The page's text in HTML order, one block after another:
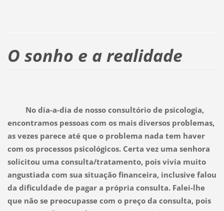
O sonho e a realidade
No dia-a-dia de nosso consultório de psicologia,
encontramos pessoas com os mais diversos problemas,
as vezes parece até que o problema nada tem haver
com os processos psicológicos. Certa vez uma senhora
solicitou uma consulta/tratamento, pois vivia muito
angustiada com sua situação financeira, inclusive falou
da dificuldade de pagar a própria consulta. Falei-lhe
que não se preocupasse com o preço da consulta, pois